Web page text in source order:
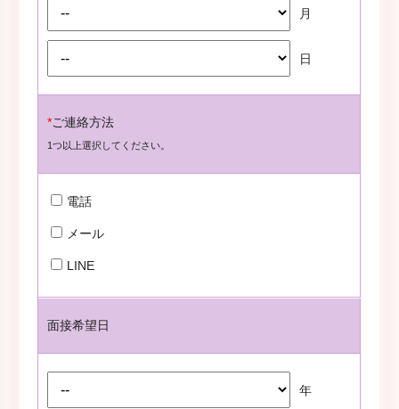
月
日
*ご連絡方法
1つ以上選択してください。
電話
メール
LINE
面接希望日
年